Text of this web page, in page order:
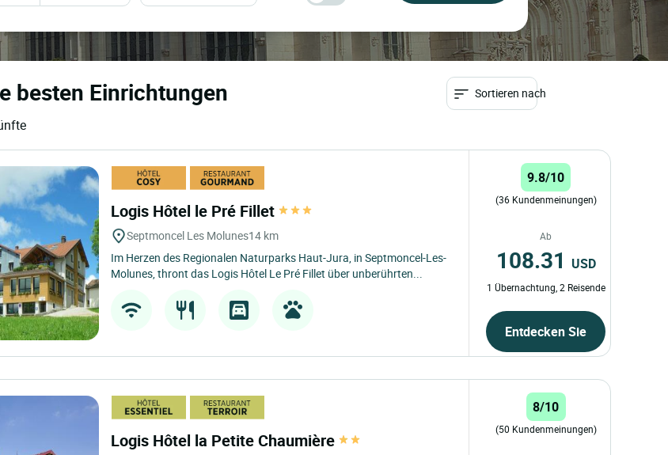
besten Einrichtungen Sortieren nach
Logis Hôtel le Pré Fillet
Septmoncel Les Molunes14 km
Im Herzen des Regionalen Naturparks Haut-Jura, in Septmoncel-Les-
Molunes, thront das Logis Hôtel Le Pré Fillet über unberührten...
9.8/10
(36 Kundenmeinungen)
Ab
108.31 USD
1 Übernachtung, 2 Reisende
Entdecken Sie
Logis Hôtel la Petite Chaumière
8/10
(50 Kundenmeinungen)